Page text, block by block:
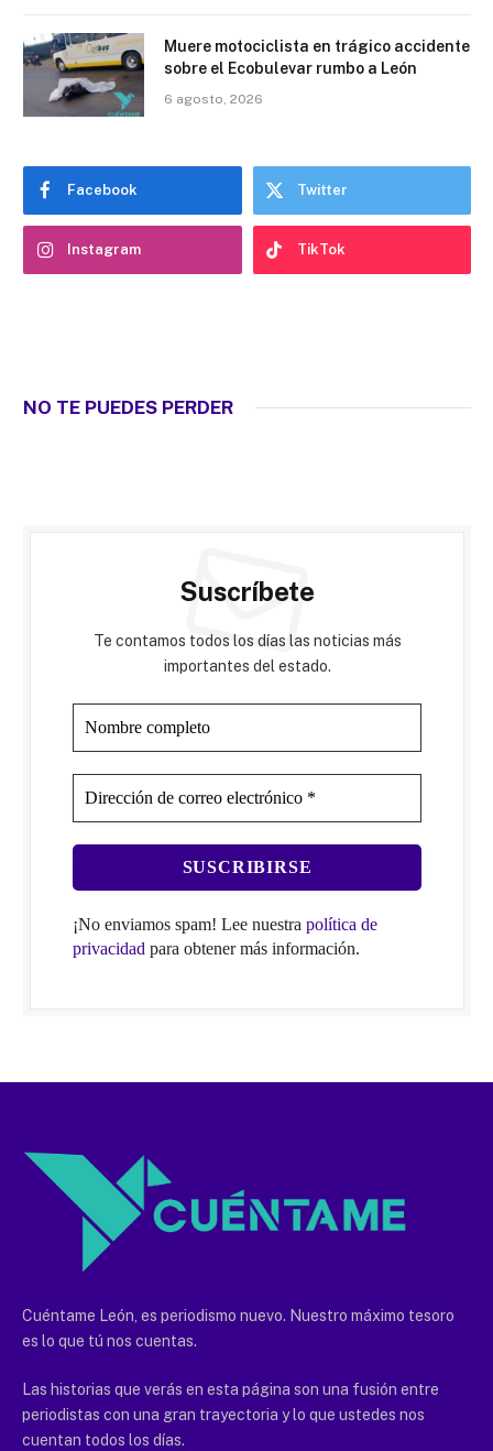
Muere motociclista en trágico accidente
sobre el Ecobulevar rumbo a León
6 agosto, 2026
Facebook Twitter
Instagram TikTok
NO TE PUEDES PERDER
Suscríbete
Te contamos todos los días las noticias más
importantes del estado.
¡No enviamos spam! Lee nuestra política de
privacidad para obtener más información.
Cuéntame León, es periodismo nuevo. Nuestro máximo tesoro
es lo que tú nos cuentas.
Las historias que verás en esta página son una fusión entre
periodistas con una gran trayectoria y lo que ustedes nos
cuentan todos los días.